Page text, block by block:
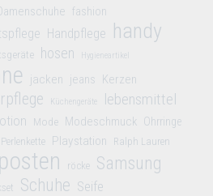
fashion
Handpflege handy
hosen Hygieneartikel
jacken jeans Kerzen
Küchengeräte lebensmittel
Mode Modeschmuck Ohrringe
Perlenkette Playstation Ralph Lauren
röcke Samsung
Schuhe Seife